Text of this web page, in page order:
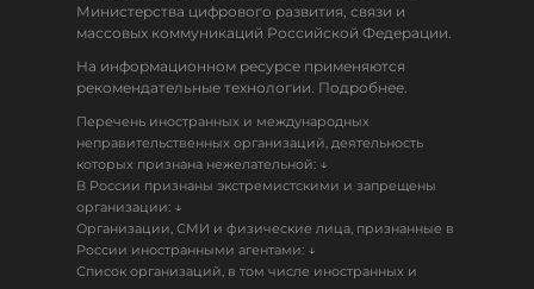
Министерства цифрового развития, связи и
массовых коммуникаций Российской Федерации.
На информационном ресурсе применяются
рекомендательные технологии. Подробнее.
Перечень иностранных и международных
неправительственных организаций, деятельность
которых признана нежелательной: ↓
В России признаны экстремистскими и запрещены
организации: ↓
Организации, СМИ и физические лица, признанные в
России иностранными агентами: ↓
Список организаций, в том числе иностранных и